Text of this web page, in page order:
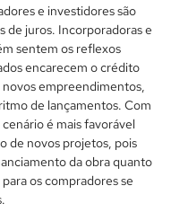
e investidores são
de juros. Incorporadoras e
sentem os reflexos
encarecem o crédito
novos empreendimentos,
de lançamentos. Com
é mais favorável
de novos projetos, pois
da obra quanto
os compradores se